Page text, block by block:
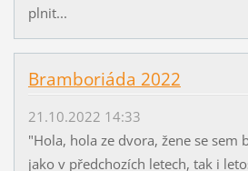
plnit...
Bramboriáda 2022
21.10.2022 14:33
"Hola, hola ze dvora, žene se sem
jako v předchozích letech, tak i